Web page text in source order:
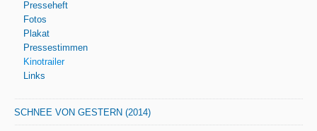
Presseheft
Fotos
Plakat
Pressestimmen
Kinotrailer
Links
SCHNEE VON GESTERN (2014)